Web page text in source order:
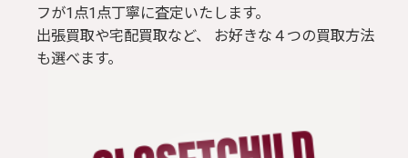
フが1点1点丁寧に査定いたします。
出張買取や宅配買取など、 お好きな４つの買取方法
も選べます。